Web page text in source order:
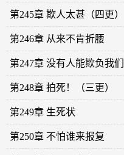
第245章 欺人太甚（四更）
第246章 从来不肯折腰
第247章 没有人能欺负我们
第248章 拍死！（三更）
第249章 生死状
第250章 不怕谁来报复